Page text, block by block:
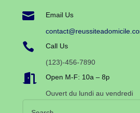
 Email Us
 Call Us
(123)-456-7890
 Open M-F: 10a – 8p
Ouvert du lundi au vendredi